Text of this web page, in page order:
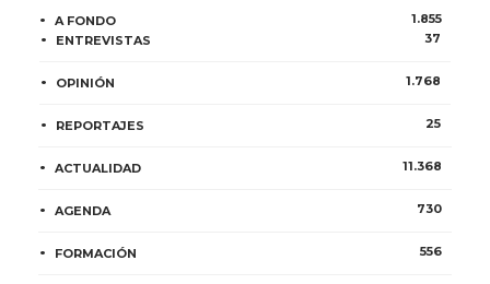
A FONDO
1.855
ENTREVISTAS
37
OPINIÓN 1.768
REPORTAJES 25
ACTUALIDAD 11.368
AGENDA 730
FORMACIÓN 556